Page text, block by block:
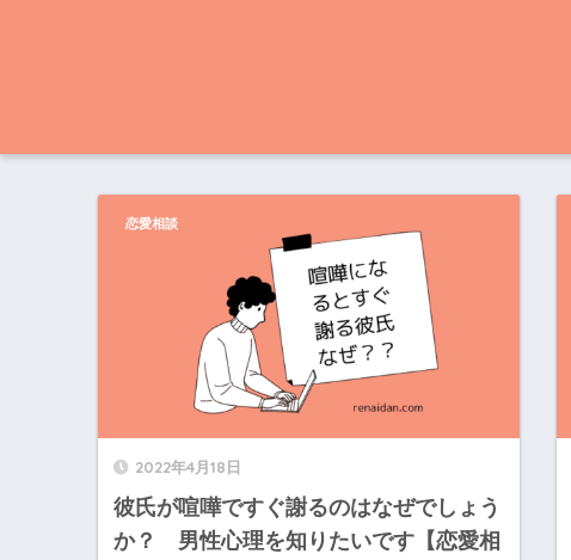
2022年4月18日
彼氏が喧嘩ですぐ謝るのはなぜでしょう
か？ 男性心理を知りたいです【恋愛相
恋愛相談